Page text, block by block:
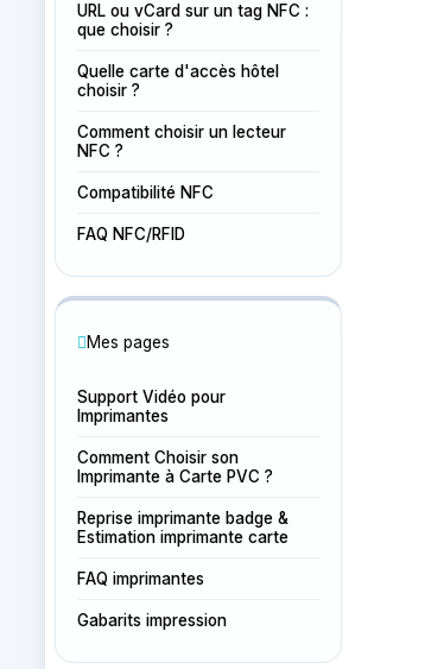
URL ou vCard sur un tag NFC :
que choisir ?
Quelle carte d'accès hôtel
choisir ?
Comment choisir un lecteur
NFC ?
Compatibilité NFC
FAQ NFC/RFID
Mes pages
Support Vidéo pour
Imprimantes
Comment Choisir son
Imprimante à Carte PVC ?
Reprise imprimante badge &
Estimation imprimante carte
FAQ imprimantes
Gabarits impression